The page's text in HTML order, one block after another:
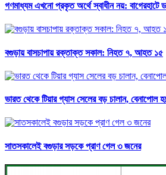
গণমাধ্যম এখনো প্রকৃত অর্থে স্বাধীন নয়: বাগেরহাটে
বগুড়ায় বাসচাপায় রক্তাক্ত সকাল: নিহত ৭, আহত ১৫
ভারত থেকে টিয়ার গ্যাস সেলের বড় চালান, বেনাপোল
সাতসকালেই বগুড়ার সড়কে প্রাণ গেল ৩ জনের